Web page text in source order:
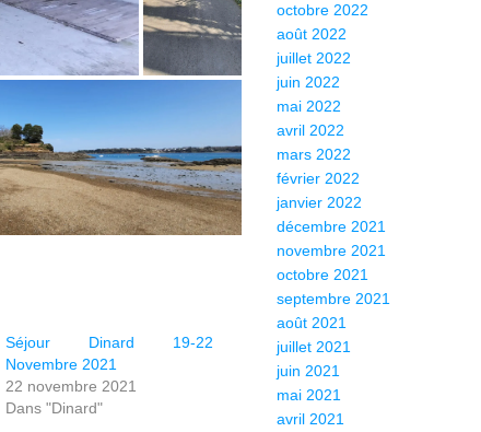
Séjour Dinard 19-22
Novembre 2021
22 novembre 2021
Dans "Dinard"
octobre 2022
août 2022
juillet 2022
juin 2022
mai 2022
avril 2022
mars 2022
février 2022
janvier 2022
décembre 2021
novembre 2021
octobre 2021
septembre 2021
août 2021
juillet 2021
juin 2021
mai 2021
avril 2021